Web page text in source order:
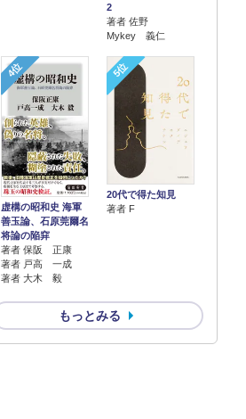
2
著者 佐野
Mykey 義仁
4位
虚構の昭和史 海軍
善玉論、石原莞爾名
将論の陥穽
著者 保阪 正康
著者 戸高 一成
著者 大木 毅
5位
20代で得た知見
著者 F
もっとみる